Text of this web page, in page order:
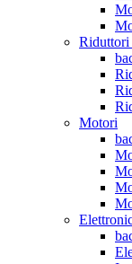
Riduttori
Motori